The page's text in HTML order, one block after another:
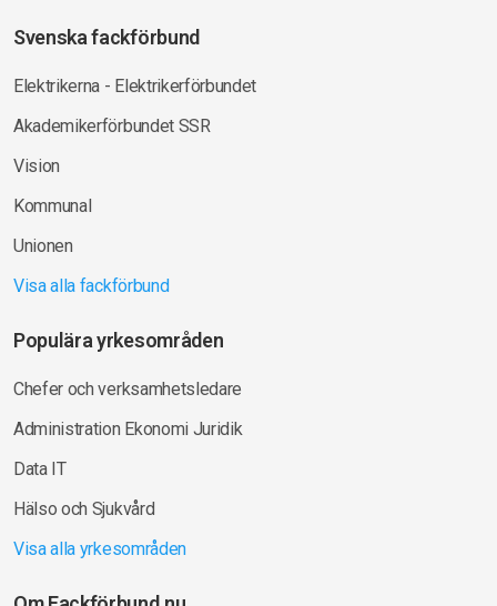
Svenska fackförbund
Elektrikerna - Elektrikerförbundet
Akademikerförbundet SSR
Vision
Kommunal
Unionen
Visa alla fackförbund
Populära yrkesområden
Chefer och verksamhetsledare
Administration Ekonomi Juridik
Data IT
Hälso och Sjukvård
Visa alla yrkesområden